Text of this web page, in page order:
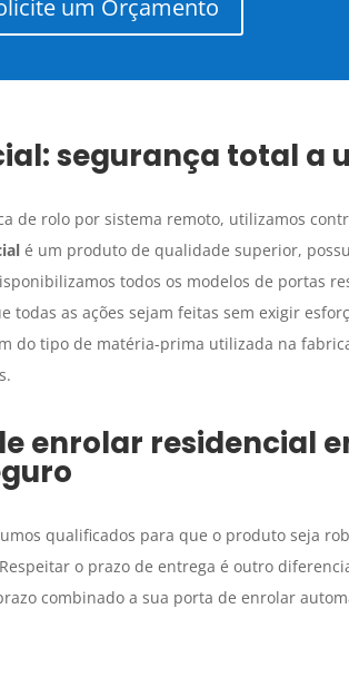
um Orçamento
: segurança total a
de rolo por sistema remoto, utilizamos
é um produto de qualidade superior,
todos os modelos de portas
as ações sejam feitas sem exigir
do tipo de matéria-prima utilizada na
enrolar residencial
qualificados para que o produto seja
o prazo de entrega é outro
combinado a sua porta de enrolar